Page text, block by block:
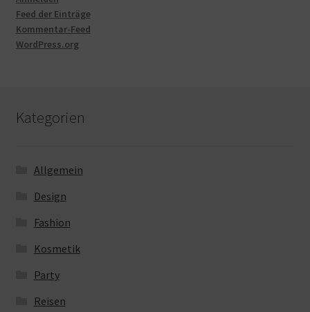
Feed der Einträge
Kommentar-Feed
WordPress.org
Kategorien
Allgemein
Design
Fashion
Kosmetik
Party
Reisen